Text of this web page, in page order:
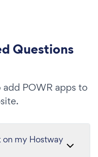
Questions
POWR apps to
on my Hostway